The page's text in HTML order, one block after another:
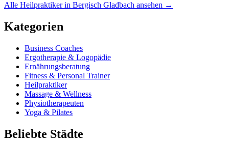
Alle Heilpraktiker in Bergisch Gladbach ansehen →
Kategorien
Business Coaches
Ergotherapie & Logopädie
Ernährungsberatung
Fitness & Personal Trainer
Heilpraktiker
Massage & Wellness
Physiotherapeuten
Yoga & Pilates
Beliebte Städte